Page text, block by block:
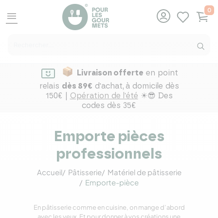
menu
0
Livraison offerte en point
relais dès 89€ d'achat, à domicile dès
150€ | Opération de l'été ☀😎 Des
codes dès 35€
Emporte pièces
professionnels
Accueil Pâtisserie
Matériel de pâtisserie
Emporte-pièce
En pâtisserie comme en cuisine, on mange d’abord